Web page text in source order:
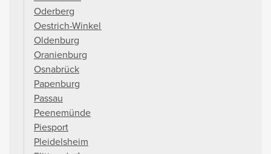
Oderberg
Oestrich-Winkel
Oldenburg
Oranienburg
Osnabrück
Papenburg
Passau
Peenemünde
Piesport
Pleidelsheim